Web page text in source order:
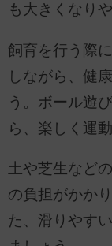
も大きくなり
飼育を行う際
しながら、健
う。ボール遊
ら、楽しく運
土や芝生など
の負担がかか
た、滑りやす